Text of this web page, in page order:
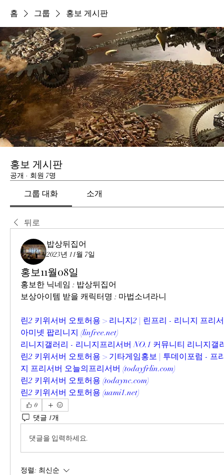
홈 그룹 홍보 게시판
홍보 게시판
공개 · 회원 7명
그룹 대화 소개
뒤로
밥상뒤집어
2023년 11월 7일
홍보11월08일
홍보한 닉네임 : 밥상뒤집어
보상아이템 받을 캐릭터명 : 마법소녀라니
린2 키위서버 오토허용 > 리니지2 | 린프리 - 리니지 프리
아미넷 팝리니지 (linfree.net)
리니지갤러리 - 리니지프리서버 NO.1 커뮤니티 리니지갤
린2 키위서버 오토허용 > 기타게임홍보 | 투데이포럼 - 프
지 프리서버 오늘의프리서버 (todayfrlin.com)
린2 키위서버 오토허용 (todaync.com)
린2 키위서버 오토허용 (uami1.net)
0
댓글 1개
댓글을 입력하세요.
정렬: 최신순